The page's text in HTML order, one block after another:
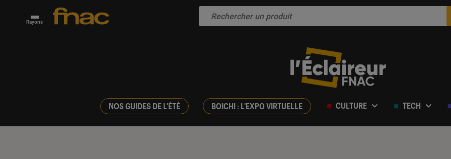
Rayons
NOS GUIDES DE L'ÉTÉ BOICHI : L'EXPO VIRTUELLE CULTURE TECH